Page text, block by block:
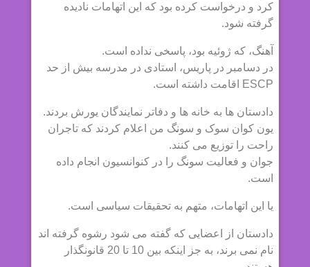
کرد و درخواست کرده بود که این اتهامات نادیده
گرفته شود.
آهنگ، که ژوئیه بود، پاسخی نداده است.
در دسامبر در پاریس، استادی در مدرسه بیش از حد
ESCP اقامت داشته است.
دادستان ها به خانه ها و دفاتر نمایندگان یورش بردند.
یون کوان سوک و سونگ من اعلام کردند که تاجران
راحت را توزیع می کنند.
جوان و فعالیت سونگ را در کنوانسیون انجام داده
است.
یا این اتهامات، متهم به تحقیقات سیاسی است.
دادستان از اعضایی که گفته می شود رشوه گرفته اند
نام نمی برند، به جز اینکه بین 10 تا 20 قانونگذار